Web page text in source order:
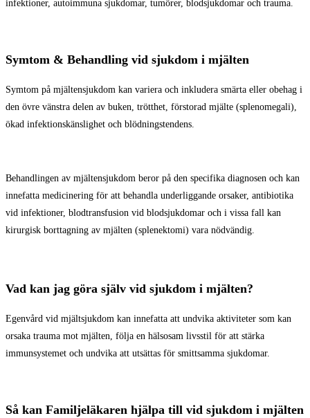
infektioner, autoimmuna sjukdomar, tumörer, blodsjukdomar och trauma.
Symtom & Behandling vid sjukdom i mjälten
Symtom på mjältensjukdom kan variera och inkludera smärta eller obehag i
den övre vänstra delen av buken, trötthet, förstorad mjälte (splenomegali),
ökad infektionskänslighet och blödningstendens.
Behandlingen av mjältensjukdom beror på den specifika diagnosen och kan
innefatta medicinering för att behandla underliggande orsaker, antibiotika
vid infektioner, blodtransfusion vid blodsjukdomar och i vissa fall kan
kirurgisk borttagning av mjälten (splenektomi) vara nödvändig.
Vad kan jag göra själv vid sjukdom i mjälten?
Egenvård vid mjältsjukdom kan innefatta att undvika aktiviteter som kan
orsaka trauma mot mjälten, följa en hälsosam livsstil för att stärka
immunsystemet och undvika att utsättas för smittsamma sjukdomar.
Så kan Familjeläkaren hjälpa till vid sjukdom i mjälten